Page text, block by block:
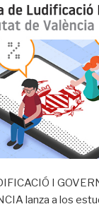
de
I
lanza a los